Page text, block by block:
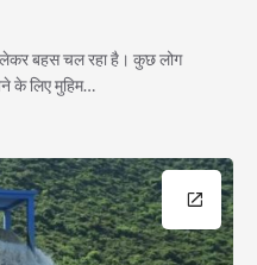
बहस चल रहा है। कुछ लोग
के लिए मुहिम…